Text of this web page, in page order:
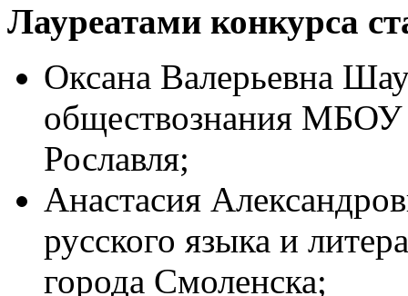
Лауреатами конкурса
Оксана Валерьевна
обществознания
Рославля;
Анастасия
русского языка и
города Смоленска;